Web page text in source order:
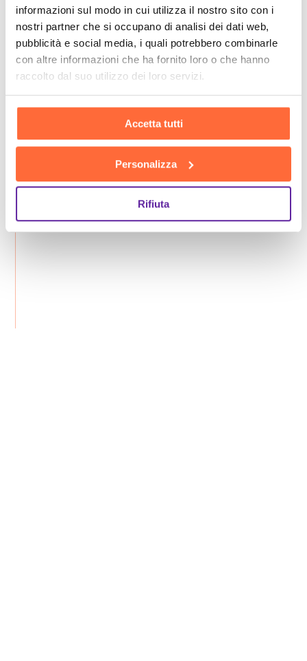
informazioni sul modo in cui utilizza il nostro sito con i
nostri partner che si occupano di analisi dei dati web,
pubblicità e social media, i quali potrebbero combinarle
con altre informazioni che ha fornito loro o che hanno
raccolto dal suo utilizzo dei loro servizi.
Accetta tutti
Personalizza
Rifiuta